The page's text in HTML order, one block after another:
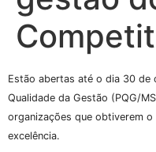
Estão abertas até o dia 30 de
Qualidade da Gestão (PQG/
organizações que obtiverem
excelência.